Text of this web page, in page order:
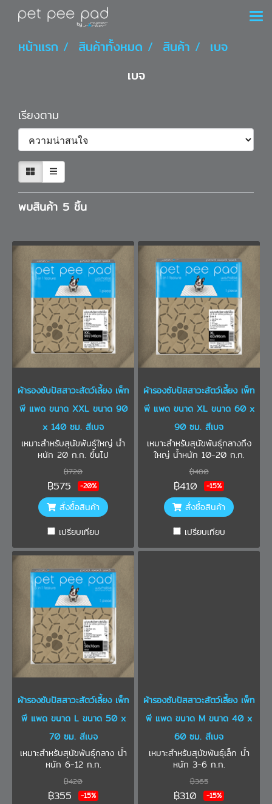
หน้าแรก สินค้าทั้งหมด สินค้า
เบจ
เบจ
เรียงตาม
พบสินค้า 5 ชิ้น
ผ้ารองซับปัสสาวะสัตว์เลี้ยง เพ็ท
พี แพด ขนาด XXL ขนาด 90
x 140 ซม. สีเบจ
เหมาะสำหรับสุนัขพันธุ์ใหญ่ น้ำ
หนัก 20 ก.ก. ขึ้นไป
฿720
฿575 -20%
สั่งซื้อสินค้า
เปรียบเทียบ
ผ้ารองซับปัสสาวะสัตว์เลี้ยง เพ็ท
พี แพด ขนาด XL ขนาด 60 x
90 ซม. สีเบจ
เหมาะสำหรับสุนัขพันธุ์กลางถึง
ใหญ่ น้ำหนัก 10-20 ก.ก.
฿480
฿410 -15%
สั่งซื้อสินค้า
เปรียบเทียบ
ผ้ารองซับปัสสาวะสัตว์เลี้ยง เพ็ท
พี แพด ขนาด L ขนาด 50 x
70 ซม. สีเบจ
เหมาะสำหรับสุนัขพันธุ์กลาง น้ำ
หนัก 6-12 ก.ก.
฿420
฿355 -15%
ผ้ารองซับปัสสาวะสัตว์เลี้ยง เพ็ท
พี แพด ขนาด M ขนาด 40 x
60 ซม. สีเบจ
เหมาะสำหรับสุนัขพันธุ์เล็ก น้ำ
หนัก 3-6 ก.ก.
฿365
฿310 -15%